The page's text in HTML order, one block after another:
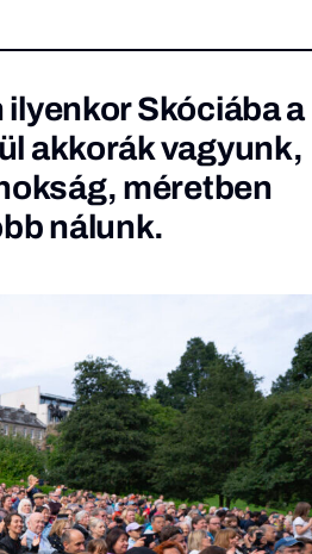
ilyenkor Skóciába a
akkorák vagyunk,
méretben
nálunk.